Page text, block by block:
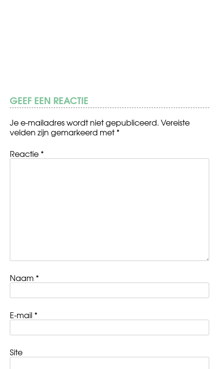
GEEF EEN REACTIE
Je e-mailadres wordt niet gepubliceerd. Vereiste
velden zijn gemarkeerd met*
Reactie *
Naam *
E-mail *
Site